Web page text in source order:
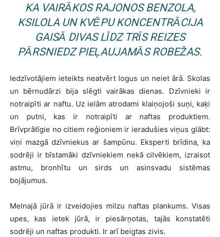
KA VAIRĀKOS RAJONOS BENZOLA,
KSILOLA UN KVĒPU KONCENTRĀCIJA
GAISĀ DIVAS LĪDZ TRĪS REIZES
PĀRSNIEDZ PIEĻAUJAMĀS ROBEŽAS.
Iedzīvotājiem ieteikts neatvērt logus un neiet ārā. Skolas
un bērnudārzi bija slēgti vairākas dienas. Dzīvnieki ir
notraipīti ar naftu. Uz ielām atrodami klaiņojoši suņi, kaķi
un putni, kas ir notraipīti ar naftas produktiem.
Brīvprātīgie no citiem reģioniem ir ieradušies viņus glābt:
viņi mazgā dzīvniekus ar šampūnu. Eksperti brīdina, ka
sodrēji ir bīstamāki dzīvniekiem nekā cilvēkiem, izraisot
astmu, bronhītu un sirds un asinsvadu sistēmas
bojājumus.
Melnajā jūrā ir izveidojies milzu naftas plankums. Visas
upes, kas ietek jūrā, ir piesārņotas, tajās konstatēti
sodrēji un naftas produkti. Ir arī beigtas zivis.